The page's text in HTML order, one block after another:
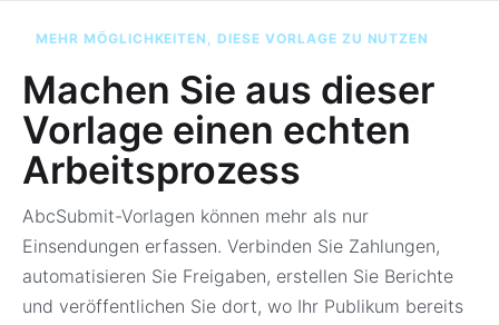
MEHR MÖGLICHKEITEN, DIESE VORLAGE ZU NUTZEN
Machen Sie aus dieser
Vorlage einen echten
Arbeitsprozess
AbcSubmit-Vorlagen können mehr als nur
Einsendungen erfassen. Verbinden Sie Zahlungen,
automatisieren Sie Freigaben, erstellen Sie Berichte
und veröffentlichen Sie dort, wo Ihr Publikum bereits